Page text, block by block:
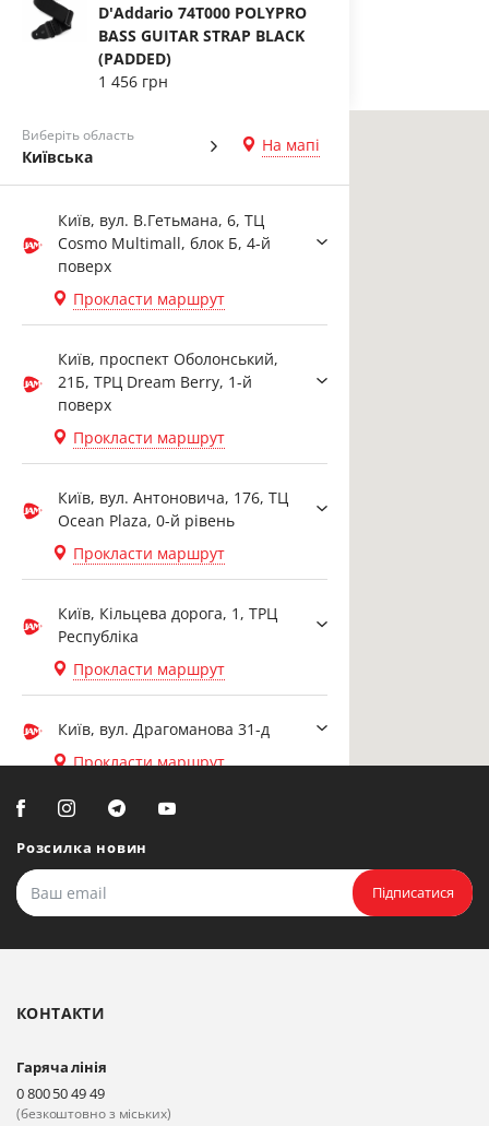
D'Addario 74T000 POLYPRO
BASS GUITAR STRAP BLACK
(PADDED)
1 456 грн
Виберіть область
Київська
На мапі
Київ, вул. В.Гетьмана, 6, ТЦ
Cosmo Multimall, блок Б, 4-й
поверх
Прокласти маршрут
Київ, проспект Оболонський,
21Б, ТРЦ Dream Berry, 1-й
поверх
Прокласти маршрут
Київ, вул. Антоновича, 176, ТЦ
Ocean Plaza, 0-й рівень
Прокласти маршрут
Київ, Кільцева дорога, 1, ТРЦ
Республіка
Прокласти маршрут
Київ, вул. Драгоманова 31-д
Прокласти маршрут
Біла Церква, вул. Ярослава
Мудрого, 20, офіс 108
Прокласти маршрут
Київ, вул. Драгоманова 31-д
Прокласти маршрут
Розсилка новин
Підписатися
КОНТАКТИ
Гаряча лінія
0 800 50 49 49
(безкоштовно з міських)